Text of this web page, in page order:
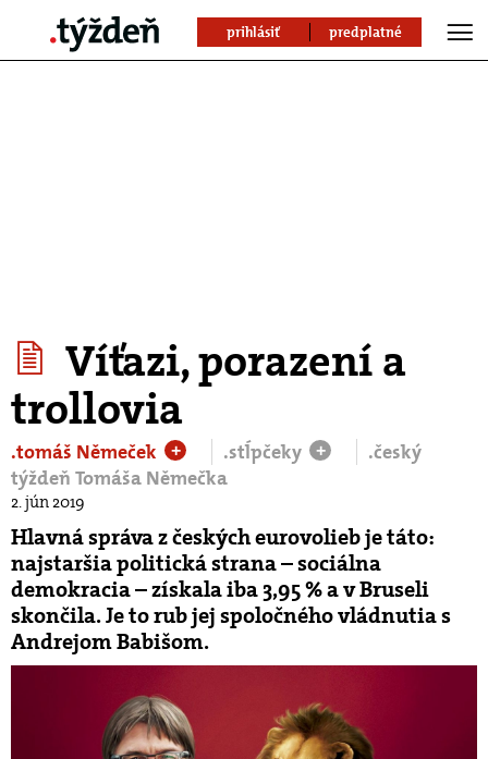
prihlásiť predplatné
Víťazi, porazení a
trollovia
.tomáš Němeček + .stĺpčeky +
.český
týždeň Tomáša Němečka
2. jún 2019
Hlavná správa z českých eurovolieb je táto:
najstaršia politická strana – sociálna
demokracia – získala iba 3,95 % a v Bruseli
skončila. Je to rub jej spoločného vládnutia s
Andrejom Babišom.